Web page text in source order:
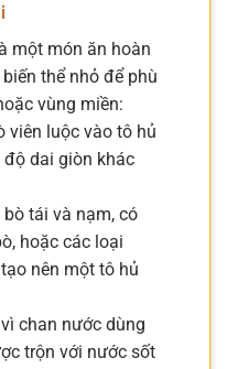
một món ăn hoàn
thể nhỏ để phù
vùng miền:
viên luộc vào tô hủ
dai giòn khác
bò tái và nạm, có
hoặc các loại
nên một tô hủ
chan nước dùng
trộn với nước sốt